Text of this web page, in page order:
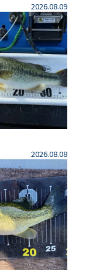
2026.08.09
2026.08.08